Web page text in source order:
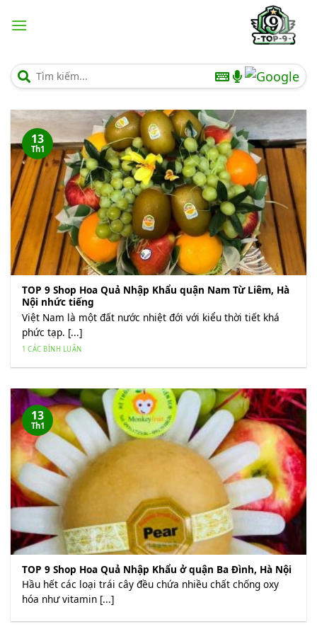
đến
dung
TOP 9 Shop Hoa Quả Nhập Khẩu quận Nam Từ Liêm, Hà
Nội nhức tiếng
Việt Nam là một đất nước nhiệt đới với kiểu thời tiết khá
phức tạp. [...]
1 CÁC BÌNH LUẬN
13
Th1
TOP 9 Shop Hoa Quả Nhập Khẩu ở quận Ba Đình, Hà Nội
Hầu hết các loại trái cây đều chứa nhiều chất chống oxy
hóa như vitamin [...]
13
Th1